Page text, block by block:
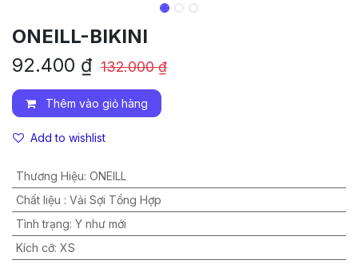
ONEILL-BIKINI
92.400 ₫ 132.000₫
Thêm vào giỏ hàng
Add to wishlist
Thương Hiệu: ONEILL
Chất liệu : Vải Sợi Tổng Hợp
Tình trạng: Y như mới
Kích cỡ: XS